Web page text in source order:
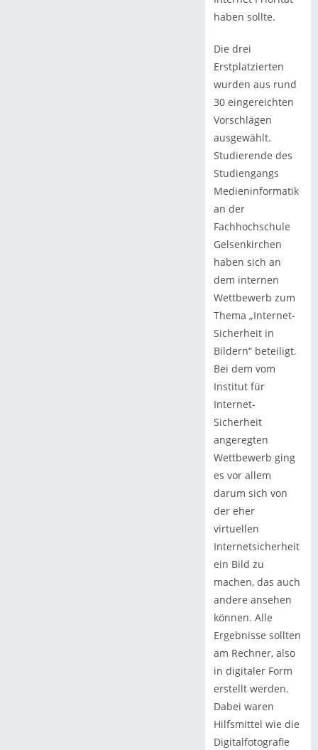
haben sollte.
Die drei
Erstplatzierten
wurden aus rund
30 eingereichten
Vorschlägen
ausgewählt.
Studierende des
Studiengangs
Medieninformatik
an der
Fachhochschule
Gelsenkirchen
haben sich an
dem internen
Wettbewerb zum
Thema „Internet-
Sicherheit in
Bildern“ beteiligt.
Bei dem vom
Institut für
Internet-
Sicherheit
angeregten
Wettbewerb ging
es vor allem
darum sich von
der eher
virtuellen
Internetsicherheit
ein Bild zu
machen, das auch
andere ansehen
können. Alle
Ergebnisse sollten
am Rechner, also
in digitaler Form
erstellt werden.
Dabei waren
Hilfsmittel wie die
Digitalfotografie